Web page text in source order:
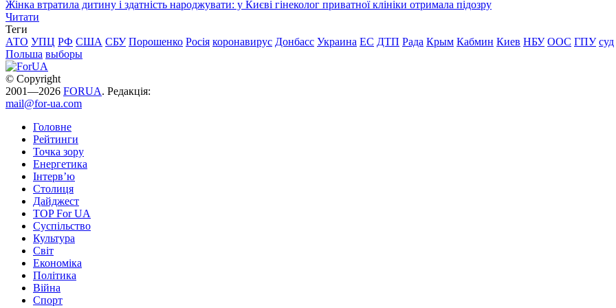
Жінка втратила дитину і здатність народжувати: у Києві гінеколог приватної клініки отримала підозру
Читати
Теги
АТО УПЦ РФ США СБУ Порошенко Росія коронавирус Донбасс Украина ЕС ДТП Рада Крым Кабмин Киев НБУ ООС ГПУ суд
Польша выборы
© Copyright
2001—2026 FORUA. Редакція:
mail@for-ua.com
Головне
Рейтинги
Точка зору
Енергетика
Інтерв’ю
Столиця
Дайджест
TOP For UA
Суспiльство
Культура
Світ
Економіка
Політика
Війна
Спорт